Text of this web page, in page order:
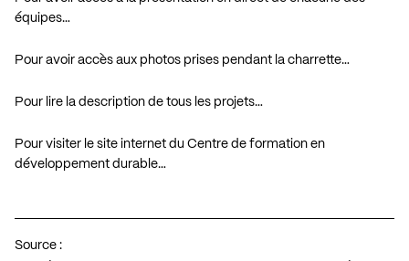
équipes…
Pour avoir accès aux photos prises pendant la charrette…
Pour lire la description de tous les projets…
Pour visiter le site internet du Centre de formation en
développement durable…
Source :